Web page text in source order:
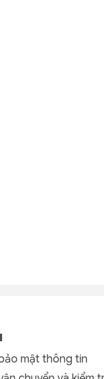
mật thông tin